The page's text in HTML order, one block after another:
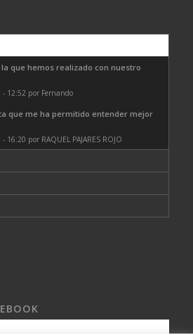
que hemos realizado con nuestro
12:52 por Fernando
que me ha permitido entender mejor
16:20 por RAQUEL PAJARES ROJO